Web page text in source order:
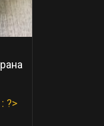
?>